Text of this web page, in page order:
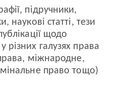
підручники,
наукові статті, тези
щодо
різних галузях права
міжнародне,
право тощо)